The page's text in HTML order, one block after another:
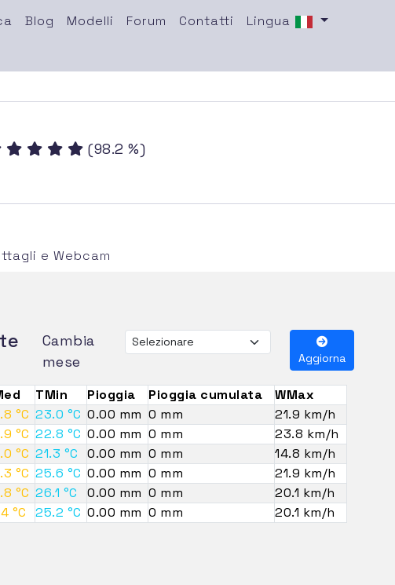
Blog Modelli Forum Contatti Lingua
(98.2 %)
e Webcam
Cambia
mese
Aggiorna
TMin Pioggia Pioggia cumulata
WMax
°C 23.0 °C 0.00 mm 0 mm
21.9 km/h
°C 22.8 °C 0.00 mm 0 mm
23.8 km/h
°C 21.3 °C 0.00 mm 0 mm
14.8 km/h
°C 25.6 °C 0.00 mm 0 mm
21.9 km/h
°C 26.1 °C 0.00 mm 0 mm
20.1 km/h
°C 25.2 °C 0.00 mm 0 mm 20.1 km/h